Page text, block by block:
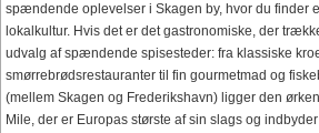
spændende oplevelser i Skagen by, hvor du finder
lokalkultur. Hvis det er det gastronomiske, der
udvalg af spændende spisesteder: fra klassiske
smørrebrødsrestauranter til fin gourmetmad og
(mellem Skagen og Frederikshavn) ligger den
Mile, der er Europas største af sin slags og